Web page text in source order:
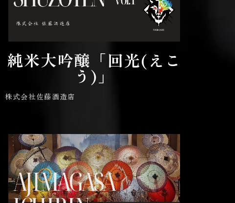
純米大吟醸「回光(えこ
う)」
株式会社佐藤酒造店